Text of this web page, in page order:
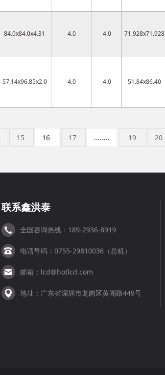
84.0x84.0x4.31 4.0 4.0 71.928x71.928
57.14x96.85x2.0 4.0 4.0 51.84x86.40
15 16 17 ........ 19 20
联系鑫洪泰
全国咨询热线：189-2936-8919
电话号码：0755-29810036（总机）
邮箱：lcd@hotlcd.com
地址：广东省深圳市龙岗区黄阁路449号